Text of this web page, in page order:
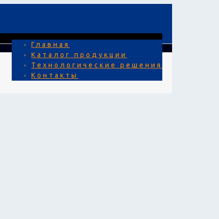
Главная
Каталог продукции
Технологические решения
Контакты